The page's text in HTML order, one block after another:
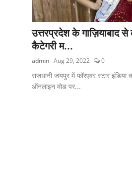
उत्तरप्रदेश के गाज़ियाबाद
कैटेगरी म...
admin Aug 29, 2022 0
राजधानी जयपुर में फॉरएवर स्टार
ऑनलाइन मोड पर...